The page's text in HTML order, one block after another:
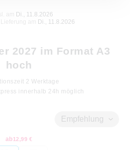
Di., 11.8.2026
am
Di., 11.8.2026
2027 im Format A3
hoch
2 Werktage
innerhalb 24h möglich
Empfehlung
ab12,99 €